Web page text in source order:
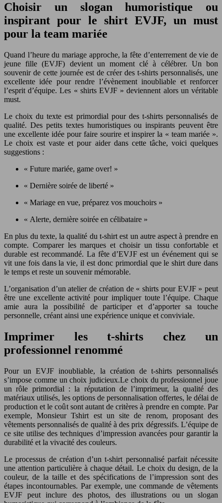
Choisir un slogan humoristique ou
inspirant pour le shirt EVJF, un must
pour la team mariée
Quand l’heure du mariage approche, la fête d’enterrement de vie de
jeune fille (EVJF) devient un moment clé à célébrer. Un bon
souvenir de cette journée est de créer des t-shirts personnalisés, une
excellente idée pour rendre l’évènement inoubliable et renforcer
l’esprit d’équipe. Les « shirts EVJF » deviennent alors un véritable
must.
Le choix du texte est primordial pour des t-shirts personnalisés de
qualité. Des petits textes humoristiques ou inspirants peuvent être
une excellente idée pour faire sourire et inspirer la « team mariée ».
Le choix est vaste et pour aider dans cette tâche, voici quelques
suggestions :
« Future mariée, game over! »
« Dernière soirée de liberté »
« Mariage en vue, préparez vos mouchoirs »
« Alerte, dernière soirée en célibataire »
En plus du texte, la qualité du t-shirt est un autre aspect à prendre en
compte. Comparer les marques et choisir un tissu confortable et
durable est recommandé. La fête d’EVJF est un événement qui se
vit une fois dans la vie, il est donc primordial que le shirt dure dans
le temps et reste un souvenir mémorable.
L’organisation d’un atelier de création de « shirts pour EVJF » peut
être une excellente activité pour impliquer toute l’équipe. Chaque
amie aura la possibilité de participer et d’apporter sa touche
personnelle, créant ainsi une expérience unique et conviviale.
Imprimer les t-shirts chez un
professionnel renommé
Pour un EVJF inoubliable, la création de t-shirts personnalisés
s’impose comme un choix judicieux.Le choix du professionnel joue
un rôle primordial : la réputation de l’imprimeur, la qualité des
matériaux utilisés, les options de personnalisation offertes, le délai de
production et le coût sont autant de critères à prendre en compte. Par
exemple, Monsieur Tshirt est un site de renom, proposant des
vêtements personnalisés de qualité à des prix dégressifs. L’équipe de
ce site utilise des techniques d’impression avancées pour garantir la
durabilité et la vivacité des couleurs.
Le processus de création d’un t-shirt personnalisé parfait nécessite
une attention particulière à chaque détail. Le choix du design, de la
couleur, de la taille et des spécifications de l’impression sont des
étapes incontournables. Par exemple, une commande de vêtements
EVJF peut inclure des photos, des illustrations ou un slogan